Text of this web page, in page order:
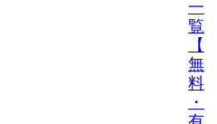
一
覧
【
無
料
・